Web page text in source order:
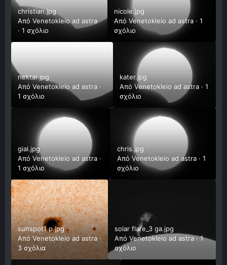
christian.jpg
Από Venetokleio ad astra
· 1 σχόλιο
nicole.jpg
Από Venetokleio ad astra· 1
σχόλιο
nektar.jpg
Από Venetokleio ad astra ·
1 σχόλιο
kater.jpg
Από Venetokleio ad astra· 1
σχόλιο
gial.jpg
Από Venetokleio ad astra ·
1 σχόλιο
chris.jpg
ΑπόVenetokleio ad astra ·1
σχόλιο
sunspot1 p.jpg
ΑπόVenetokleio ad astra·
3 σχόλια
solar flare_3 ga.jpg
ΑπόVenetokleio ad astra·1
σχόλιο